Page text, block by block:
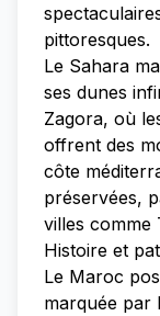
pittoresques.
Le Sahara
ses dunes
Zagora, où
offrent des
côte
préservées,
villes comme
Histoire et
Le Maroc
marquée par